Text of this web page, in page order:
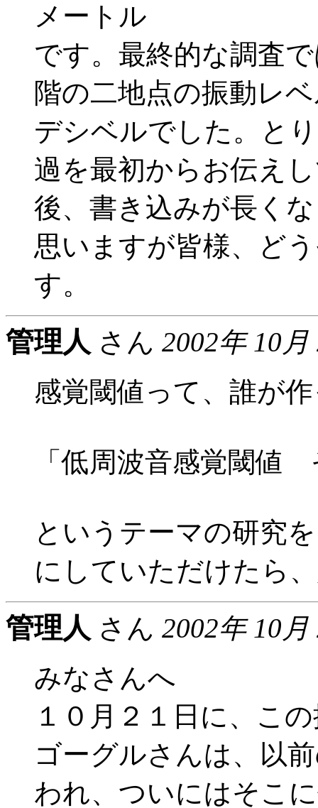
メートル
です。最終的な調査
階の二地点の振動レ
デシベルでした。と
過を最初からお伝え
後、書き込みが長く
思いますが皆様、ど
す。
管理人 さん 2002年 10
感覚閾値って、誰が
「低周波音感覚閾値
というテーマの研究
にしていただけたら
管理人 さん 2002年 10
みなさんへ
１０月２１日に、こ
ゴーグルさんは、以
われ、ついにはそこ